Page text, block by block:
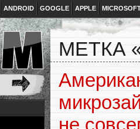
ANDROID GOOGLE APPLE
МЕТКА
не